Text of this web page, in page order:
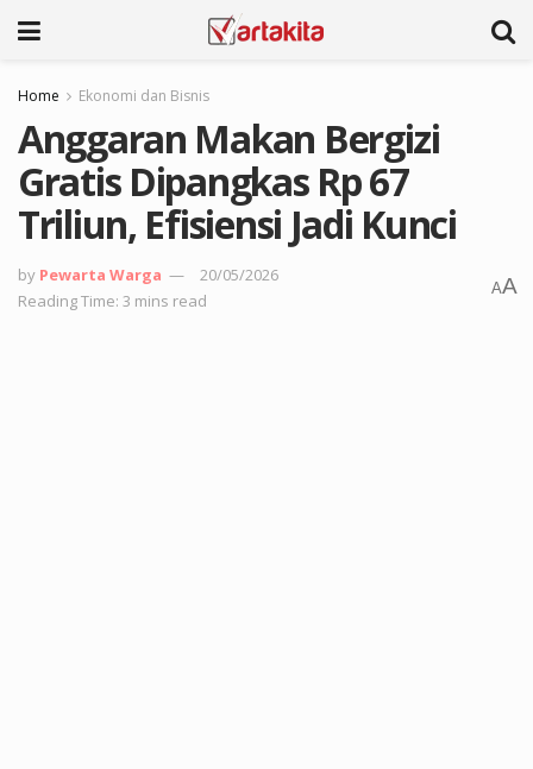
Home Ekonomi dan Bisnis
Anggaran Makan Bergizi
Gratis Dipangkas Rp 67
Triliun, Efisiensi Jadi Kunci
by Pewarta Warga
20/05/2026
Reading Time: 3 mins read
AA